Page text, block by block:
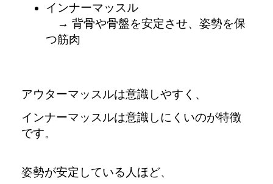
インナーマッスル
→ 背骨や骨盤を安定させ、姿勢を保
つ筋肉
アウターマッスルは意識しやすく、
インナーマッスルは意識しにくいのが特徴
です。
姿勢が安定している人ほど、